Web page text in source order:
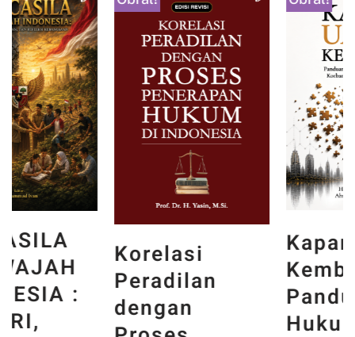
Korelasi
Peradilan
dengan
Kapan Uang
Kembali?
Panduan
Hukum